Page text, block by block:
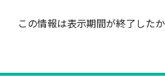
この情報は表示期間が終了した